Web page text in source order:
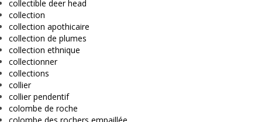
collectible deer head
collection
collection apothicaire
collection de plumes
collection ethnique
collectionner
collections
collier
collier pendentif
colombe de roche